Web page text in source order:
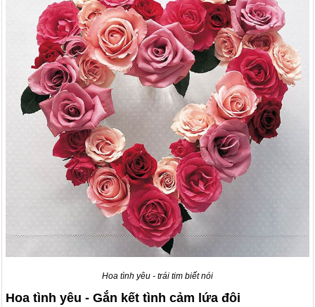
Hoa tình yêu - trái tim biết nói
Hoa tình yêu - Gắn kết tình cảm lứa đôi